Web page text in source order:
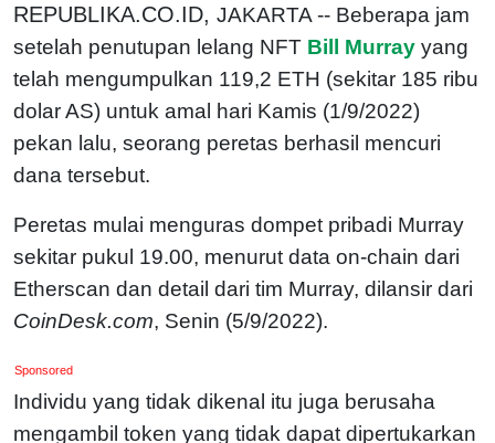
REPUBLIKA.CO.ID, JAKARTA -- Beberapa jam
setelah penutupan lelang NFT Bill Murray yang
telah mengumpulkan 119,2 ETH (sekitar 185 ribu
dolar AS) untuk amal hari Kamis (1/9/2022)
pekan lalu, seorang peretas berhasil mencuri
dana tersebut.
Peretas mulai menguras dompet pribadi Murray
sekitar pukul 19.00, menurut data on-chain dari
Etherscan dan detail dari tim Murray, dilansir dari
CoinDesk.com, Senin (5/9/2022).
Sponsored
Individu yang tidak dikenal itu juga berusaha
mengambil token yang tidak dapat dipertukarkan